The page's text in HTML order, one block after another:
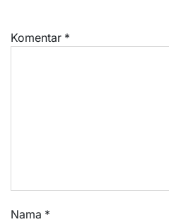
Komentar *
Nama *